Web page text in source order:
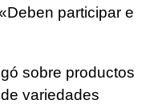
participar e
sobre productos
variedades